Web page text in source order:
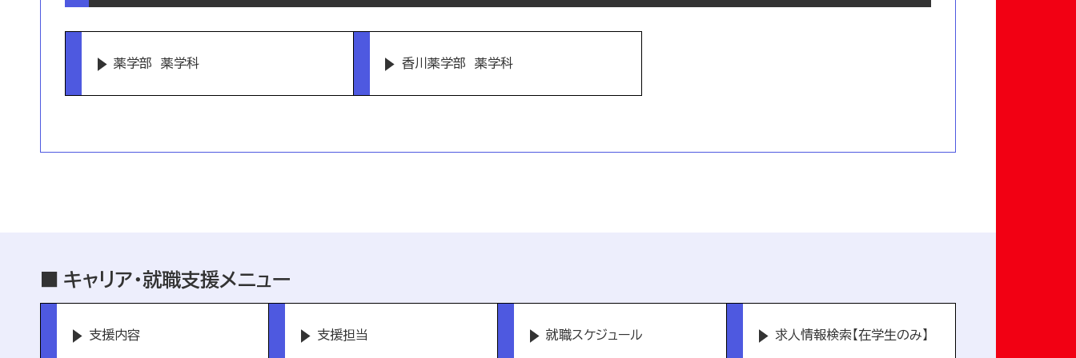
薬学部 薬学科 香川薬学部 薬学科
キャリア・就職支援メニュー
支援内容 支援担当 就職スケジュール 求人情報検索【在学生のみ】